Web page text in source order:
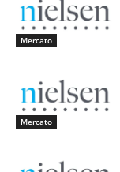
Mercato
Mercato